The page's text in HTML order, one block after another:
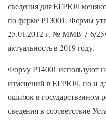
сведения для ЕГРЮЛ
по форме Р13001. Формы
25.01.2012 г. № ММВ-7-6/
актуальность в 2019 году.
Форму Р14001 используют
изменений в ЕГРЮЛ, но и
ошибок в государственном
сведения в соответствие